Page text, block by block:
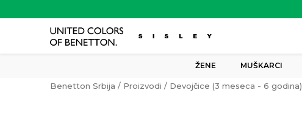
ŽENE MUŠKARCI
Benetton Srbija Proizvodi Devojčice (3 meseca - 6 godina)